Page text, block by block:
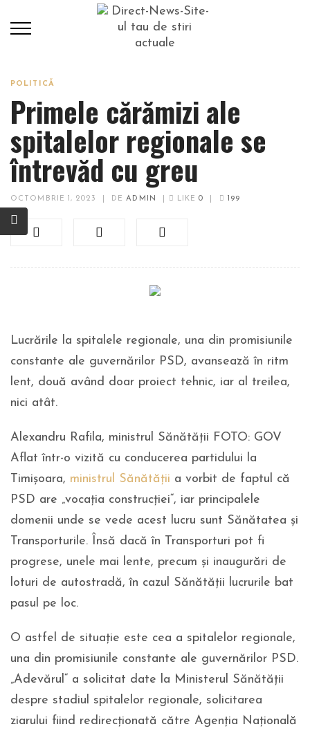
POLITICĂ
Primele cărămizi ale
spitalelor regionale se
întrevăd cu greu
OCTOMBRIE 1, 2023 DEADMIN LIKE 0 199
Lucrările la spitalele regionale, una din promisiunile
constante ale guvernărilor PSD, avansează în ritm
lent, două având doar proiect tehnic, iar al treilea,
nici atât.
Alexandru Rafila, ministrul Sănătății FOTO: GOV
Aflat într-o vizită cu conducerea partidului la
Timișoara, ministrul Sănătății a vorbit de faptul că
PSD are „vocația construcției“, iar principalele
domenii unde se vede acest lucru sunt Sănătatea și
Transporturile. Însă dacă în Transporturi pot fi
progrese, unele mai lente, precum și inaugurări de
loturi de autostradă, în cazul Sănătății lucrurile bat
pasul pe loc.
O astfel de situație este cea a spitalelor regionale,
una din promisiunile constante ale guvernărilor PSD.
„Adevărul“ a solicitat date la Ministerul Sănătății
despre stadiul spitalelor regionale, solicitarea
ziarului fiind redirecționată către Agenția Națională